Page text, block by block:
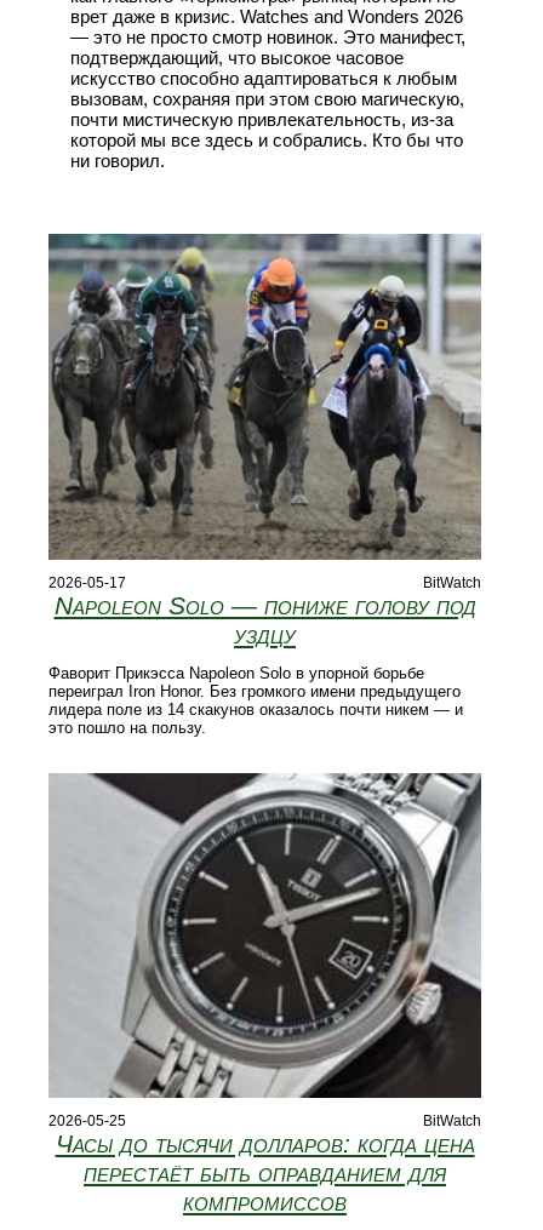
врет даже в кризис. Watches and Wonders 2026
— это не просто смотр новинок. Это манифест,
подтверждающий, что высокое часовое
искусство способно адаптироваться к любым
вызовам, сохраняя при этом свою магическую,
почти мистическую привлекательность, из-за
которой мы все здесь и собрались. Кто бы что
ни говорил.
2026-05-17 BitWatch
Napoleon Solo — пониже голову под
уздцу
Фаворит Прикэсса Napoleon Solo в упорной борьбе
переиграл Iron Honor. Без громкого имени предыдущего
лидера поле из 14 скакунов оказалось почти никем — и
это пошло на пользу.
2026-05-25 BitWatch
Часы до тысячи долларов: когда цена
перестаёт быть оправданием для
компромиссов